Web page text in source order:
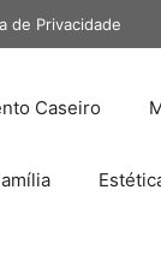
de Privacidade
Caseiro